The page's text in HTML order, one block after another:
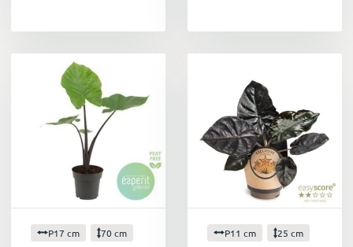
P17 cm 70 cm P11 cm 25 cm